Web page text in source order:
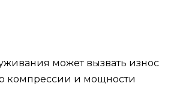
может вызвать износ
компрессии и мощности